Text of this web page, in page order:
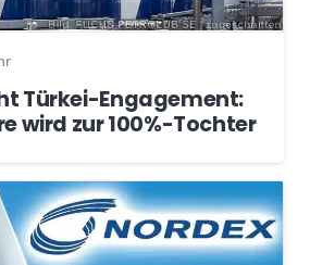
Türkei-Engagement:
wird zur 100%-Tochter